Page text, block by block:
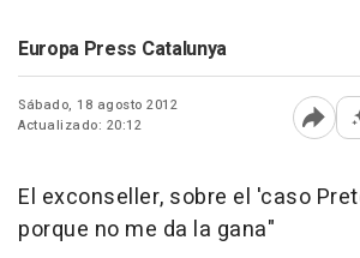
Europa Press Catalunya
Sábado, 18 agosto 2012
Actualizado: 20:12
El exconseller, sobre el 'caso
porque no me da la gana"